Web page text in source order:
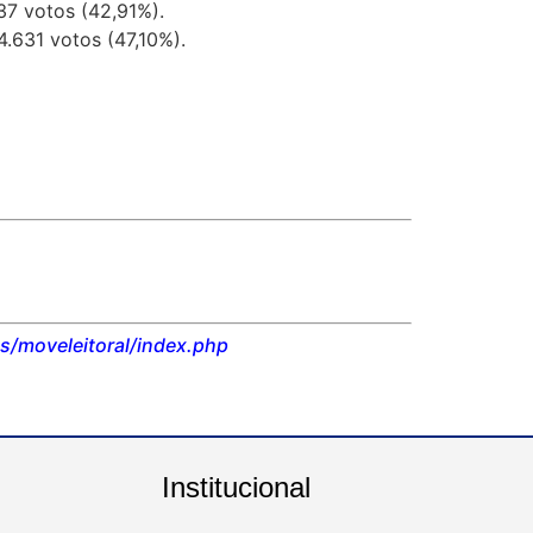
votos (42,91%).
votos (47,10%).
moveleitoral/index.php
Institucional